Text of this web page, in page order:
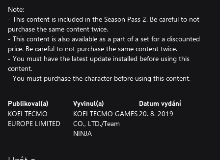
Note:
- This content is included in the Season Pass 2. Be careful to not
purchase the same content twice.
- This content is also available as a part of a set for a discounted
price. Be careful to not purchase the same content twice.
- You must have the latest update installed before using this
content.
- You must purchase the character before using this content.
Publikoval(a)
KOEI TECMO
EUROPE LIMITED
Vyvinul(a)
KOEI TECMO GAMES
CO., LTD./Team
NINJA
Datum vydání
20. 8. 2019